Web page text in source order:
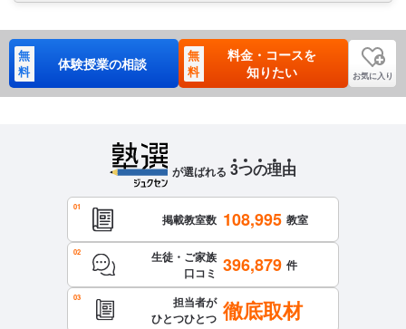
無
料
体験授業の相談
無
料
料金・コースを
知りたい
お気に入り
が選ばれる 3つの理由
掲載教室数 108,995 教室
生徒・ご家族
口コミ 396,879 件
担当者が
ひとつひとつ 徹底取材